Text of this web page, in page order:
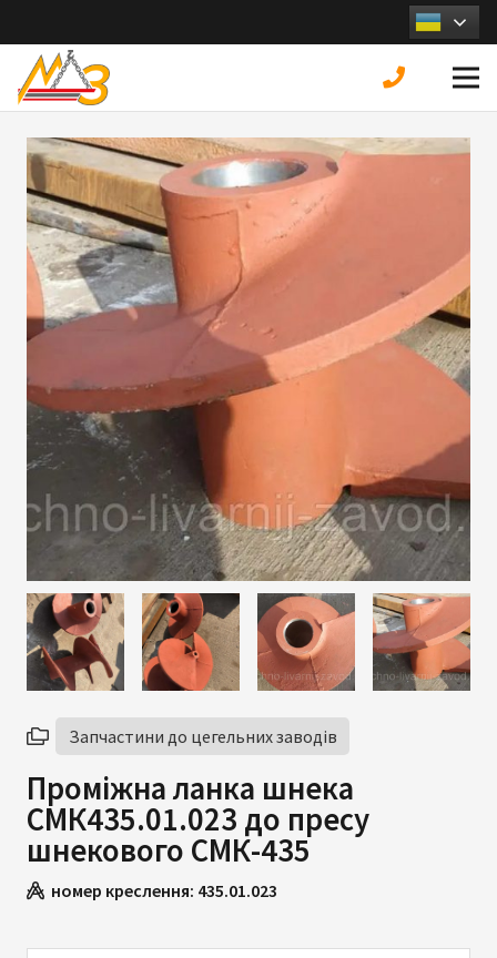
Запчастини до цегельних заводів
Проміжна ланка шнека
СМК435.01.023 до пресу
шнекового СМК-435
номер креслення: 435.01.023